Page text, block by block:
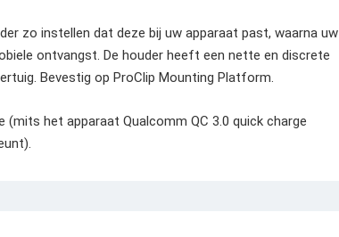
zo instellen dat deze bij uw apparaat past, waarna uw
ontvangst. De houder heeft een nette en discrete
Bevestig op ProClip Mounting Platform.
het apparaat Qualcomm QC 3.0 quick charge